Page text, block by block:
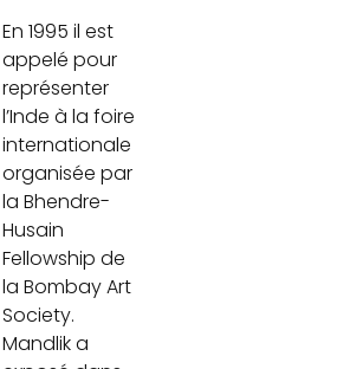
En 1995 il est
appelé pour
représenter
l’Inde à la foire
internationale
organisée par
la Bhendre-
Husain
Fellowship de
la Bombay Art
Society.
Mandlik a